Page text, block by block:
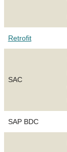
Retrofit
SAC
SAP BDC